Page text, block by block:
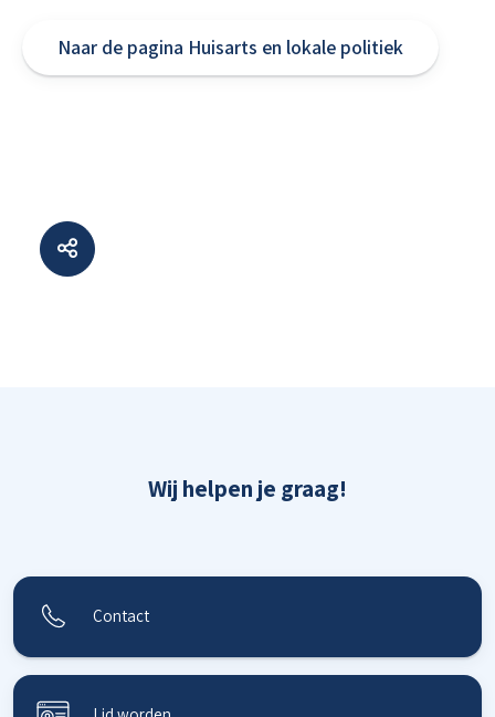
Naar de pagina Huisarts en lokale politiek
Wij helpen je graag!
Contact